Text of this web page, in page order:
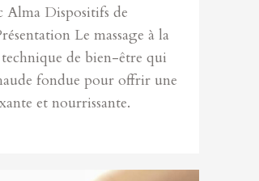
Alma Dispositifs de
Le massage à la
de bien-être qui
fondue pour offrir une
et nourrissante.